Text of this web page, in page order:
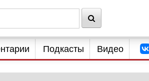
Подкасты Видео